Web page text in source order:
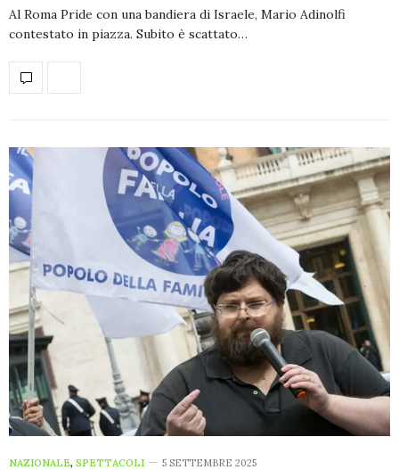
Al Roma Pride con una bandiera di Israele, Mario Adinolfi
contestato in piazza. Subito è scattato…
NAZIONALE, SPETTACOLI 5 SETTEMBRE 2025